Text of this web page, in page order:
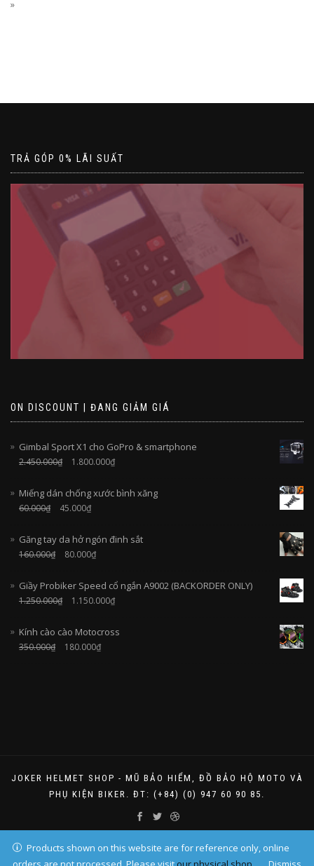
Products shown on this website are for reference only, online
TRẢ GÓP 0% LÃI SUẤT
ON DISCOUNT | ĐANG GIẢM GIÁ
Gimbal Sport X1 cho GoPro & smartphone
2.450.000₫ 1.800.000₫
Miếng dán chống xước bình xăng
60.000₫ 45.000₫
Găng tay da hở ngón đinh sắt
160.000₫ 80.000₫
Giầy Probiker Speed cổ ngắn A9002 (BACKORDER ONLY)
1.250.000₫ 1.150.000₫
Kính cào cào Motocross
350.000₫ 180.000₫
JOKER HELMET SHOP - MŨ BẢO HIỂM, ĐỒ BẢO HỘ MOTO VÀ
PHỤ KIỆN BIKER. ĐT: (+84) (0) 947 60 90 85.